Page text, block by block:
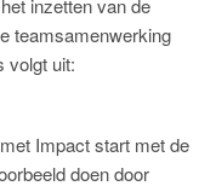
teamsamenwerking
volgt uit:
Impact start met de
doen door